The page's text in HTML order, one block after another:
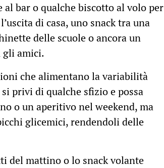
al bar o qualche biscotto al volo per
di casa, uno snack tra una
delle scuole o ancora un
gli amici.
che alimentano la variabilità
privi di qualche sfizio e possa
o un aperitivo nel weekend, ma
glicemici, rendendoli delle
del mattino o lo snack volante